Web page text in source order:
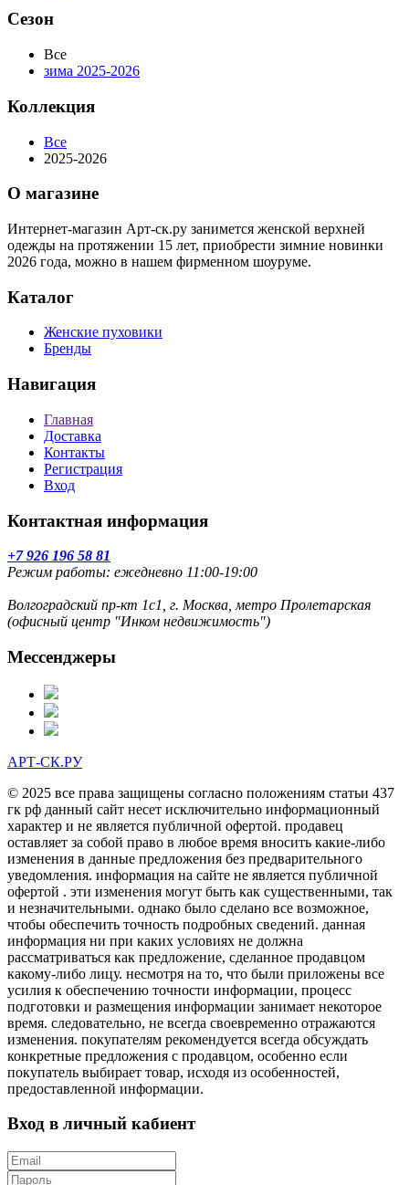
Сезон
Все
зима 2025-2026
Коллекция
Все
2025-2026
О магазине
Интернет-магазин Арт-ск.ру занимется женской верхней
одежды на протяжении 15 лет, приобрести зимние новинки
2026 года, можно в нашем фирменном шоуруме.
Каталог
Женские пуховики
Бренды
Навигация
Главная
Доставка
Контакты
Регистрация
Вход
Контактная информация
+7 926 196 58 81
Режим работы: ежедневно 11:00-19:00
Волгоградский пр-кт 1с1, г. Москва, метро Пролетарская
(офисный центр "Инком недвижимость")
Мессенджеры
АРТ-СК.РУ
© 2025 все права защищены согласно положениям статьи 437
гк рф данный сайт несет исключительно информационный
характер и не является публичной офертой. продавец
оставляет за собой право в любое время вносить какие-либо
изменения в данные предложения без предварительного
уведомления. информация на сайте не является публичной
офертой . эти изменения могут быть как существенными, так
и незначительными. однако было сделано все возможное,
чтобы обеспечить точность подробных сведений. данная
информация ни при каких условиях не должна
рассматриваться как предложение, сделанное продавцом
какому-либо лицу. несмотря на то, что были приложены все
усилия к обеспечению точности информации, процесс
подготовки и размещения информации занимает некоторое
время. следовательно, не всегда своевременно отражаются
изменения. покупателям рекомендуется всегда обсуждать
конкретные предложения с продавцом, особенно если
покупатель выбирает товар, исходя из особенностей,
предоставленной информации.
Вход в личный кабиент